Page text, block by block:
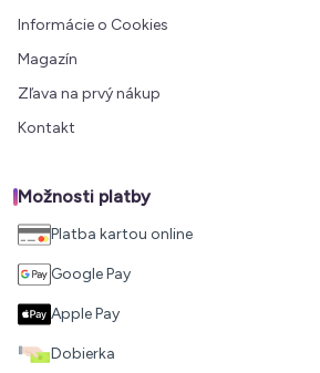
Informácie o Cookies
Magazín
Zľava na prvý nákup
Kontakt
Možnosti platby
Platba kartou online
Google Pay
Apple Pay
Dobierka